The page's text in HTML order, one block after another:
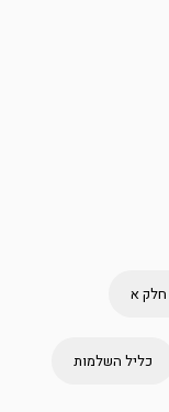
חלק א
כליל השלמות